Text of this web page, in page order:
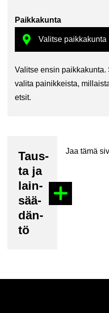
Paik­ka­kun­ta
Va­lit­se ensin
va­li­ta pai­nik­keis­ta,
etsit.
Taus­
ta ja
lain­
sää­
dän­
tö
Jaa tämä